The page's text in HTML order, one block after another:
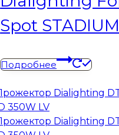
Spot
Подробнее